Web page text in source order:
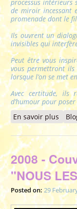
processus intérieurs
de miroir incessant
promenade dont le
Ils ouvrent un
invisibles qui
Peut être vous
vous permettront ils
lorsque l’on se met
Avec certitude, ils
d’humour pour
En savoir plus
à
2008 -
"NOUS
Posted on: 29